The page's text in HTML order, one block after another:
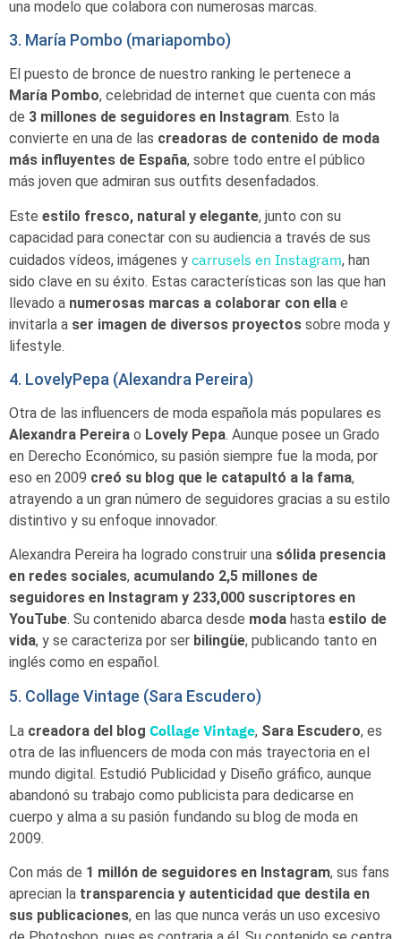
una modelo que colabora con numerosas marcas.
3. María Pombo (mariapombo)
El puesto de bronce de nuestro ranking le pertenece a
María Pombo, celebridad de internet que cuenta con más
de 3 millones de seguidores en Instagram. Esto la
convierte en una de las creadoras de contenido de moda
más influyentes de España, sobre todo entre el público
más joven que admiran sus outfits desenfadados.
Este estilo fresco, natural y elegante, junto con su
capacidad para conectar con su audiencia a través de sus
cuidados vídeos, imágenes y carrusels en Instagram, han
sido clave en su éxito. Estas características son las que han
llevado a numerosas marcas a colaborar con ella e
invitarla a ser imagen de diversos proyectos sobre moda y
lifestyle.
4. LovelyPepa (Alexandra Pereira)
Otra de las influencers de moda española más populares es
Alexandra Pereira o Lovely Pepa. Aunque posee un Grado
en Derecho Económico, su pasión siempre fue la moda, por
eso en 2009 creó su blog que le catapultó a la fama,
atrayendo a un gran número de seguidores gracias a su estilo
distintivo y su enfoque innovador.
Alexandra Pereira ha logrado construir una sólida presencia
en redes sociales, acumulando 2,5 millones de
seguidores en Instagram y 233,000 suscriptores en
YouTube. Su contenido abarca desde moda hasta estilo de
vida, y se caracteriza por ser bilingüe, publicando tanto en
inglés como en español.
5. Collage Vintage (Sara Escudero)
La creadora del blog Collage Vintage, Sara Escudero, es
otra de las influencers de moda con más trayectoria en el
mundo digital. Estudió Publicidad y Diseño gráfico, aunque
abandonó su trabajo como publicista para dedicarse en
cuerpo y alma a su pasión fundando su blog de moda en
2009.
Con más de 1 millón de seguidores en Instagram, sus fans
aprecian la transparencia y autenticidad que destila en
sus publicaciones, en las que nunca verás un uso excesivo